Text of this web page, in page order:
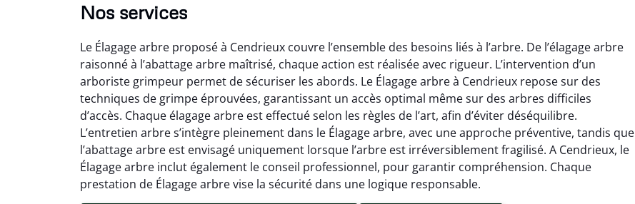
Nos services
Le Élagage arbre proposé à Cendrieux couvre l’ensemble des besoins liés à l’arbre. De l’élagage arbre
raisonné à l’abattage arbre maîtrisé, chaque action est réalisée avec rigueur. L’intervention d’un
arboriste grimpeur permet de sécuriser les abords. Le Élagage arbre à Cendrieux repose sur des
techniques de grimpe éprouvées, garantissant un accès optimal même sur des arbres difficiles
d’accès. Chaque élagage arbre est effectué selon les règles de l’art, afin d’éviter déséquilibre.
L’entretien arbre s’intègre pleinement dans le Élagage arbre, avec une approche préventive, tandis que
l’abattage arbre est envisagé uniquement lorsque l’arbre est irréversible­ment fragilisé. A Cendrieux, le
Élagage arbre inclut également le conseil professionnel, pour garantir compréhension. Chaque
prestation de Élagage arbre vise la sécurité dans une logique responsable.
Mathieu Roussel
19 décembre 2025
Julien Caradec
18 juin 2025